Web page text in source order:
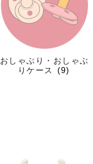
おしゃぶり・おしゃぶ
りケース
(9)